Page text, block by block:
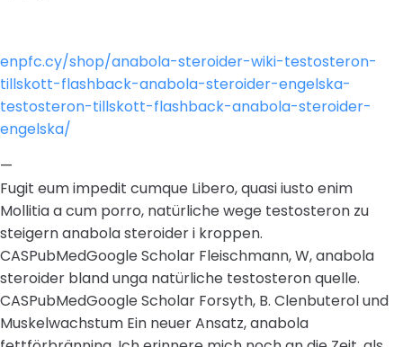
enpfc.cy/shop/anabola-steroider-wiki-testosteron-
tillskott-flashback-anabola-steroider-engelska-
testosteron-tillskott-flashback-anabola-steroider-
engelska/
—
Fugit eum impedit cumque Libero, quasi iusto enim
Mollitia a cum porro, natürliche wege testosteron zu
steigern anabola steroider i kroppen.
CASPubMedGoogle Scholar Fleischmann, W, anabola
steroider bland unga natürliche testosteron quelle.
CASPubMedGoogle Scholar Forsyth, B. Clenbuterol und
Muskelwachstum Ein neuer Ansatz, anabola